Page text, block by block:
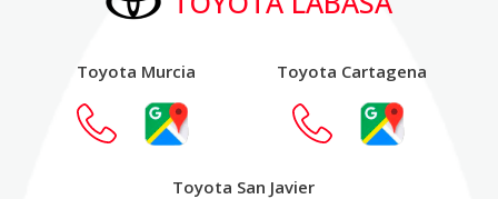
Toyota Murcia Toyota Cartagena
Toyota San Javier